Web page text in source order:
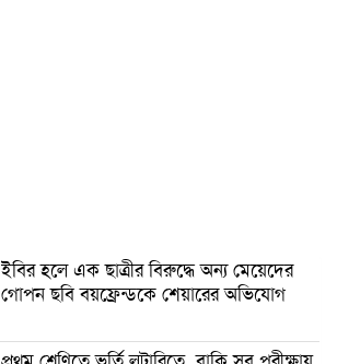
ইবির হলে এক ছাত্রীর বিরুদ্ধে অন্য মেয়েদের
গোপন ছবি বয়ফ্রেন্ডকে শেয়ারের অভিযোগ